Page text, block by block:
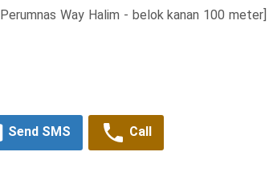
Way Halim - belok kanan 100
Send SMS Call